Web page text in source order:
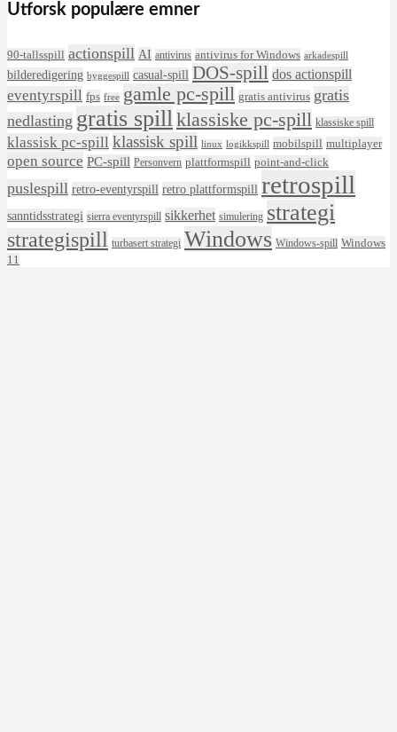
Utforsk populære emner
90-tallsspill actionspill AI antivirus antivirus for Windows arkadespill
bilderedigering byggespill casual-spill DOS-spill dos actionspill
eventyrspill fps free gamle pc-spill gratis antivirus gratis
nedlasting gratis spill klassiske pc-spill klassiske spill
klassisk pc-spill klassisk spill linux logikkspill mobilspill multiplayer
open source PC-spill Personvern plattformspill point-and-click
puslespill retro-eventyrspill retro plattformspill retrospill
sanntidsstrategi sierra eventyrspill sikkerhet simulering strategi
strategispill turbasert strategi Windows Windows-spill Windows
11